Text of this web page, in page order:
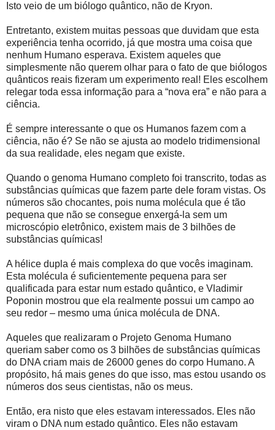
Isto veio de um biólogo quântico, não de Kryon.
Entretanto, existem muitas pessoas que duvidam que esta
experiência tenha ocorrido, já que mostra uma coisa que
nenhum Humano esperava. Existem aqueles que
simplesmente não querem olhar para o fato de que biólogos
quânticos reais fizeram um experimento real! Eles escolhem
relegar toda essa informação para a “nova era” e não para a
ciência.
É sempre interessante o que os Humanos fazem com a
ciência, não é? Se não se ajusta ao modelo tridimensional
da sua realidade, eles negam que existe.
Quando o genoma Humano completo foi transcrito, todas as
substâncias químicas que fazem parte dele foram vistas. Os
números são chocantes, pois numa molécula que é tão
pequena que não se consegue enxergá-la sem um
microscópio eletrônico, existem mais de 3 bilhões de
substâncias químicas!
A hélice dupla é mais complexa do que vocês imaginam.
Esta molécula é suficientemente pequena para ser
qualificada para estar num estado quântico, e Vladimir
Poponin mostrou que ela realmente possui um campo ao
seu redor – mesmo uma única molécula de DNA.
Aqueles que realizaram o Projeto Genoma Humano
queriam saber como os 3 bilhões de substâncias químicas
do DNA criam mais de 26000 genes do corpo Humano. A
propósito, há mais genes do que isso, mas estou usando os
números dos seus cientistas, não os meus.
Então, era nisto que eles estavam interessados. Eles não
viram o DNA num estado quântico. Eles não estavam